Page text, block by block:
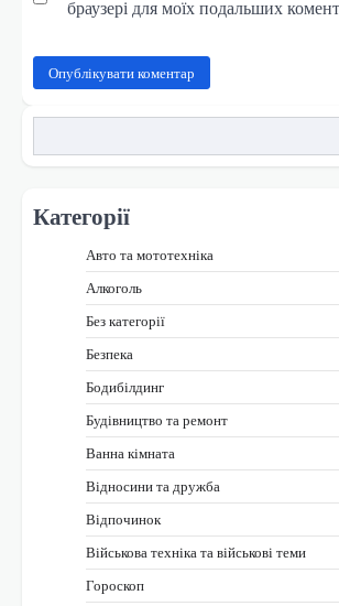
браузері для моїх подальших
Категорії
Авто та мототехніка
Алкоголь
Без категорії
Безпека
Бодибілдинг
Будівництво та ремонт
Ванна кімната
Відносини та дружба
Відпочинок
Військова техніка та військові теми
Гороскоп